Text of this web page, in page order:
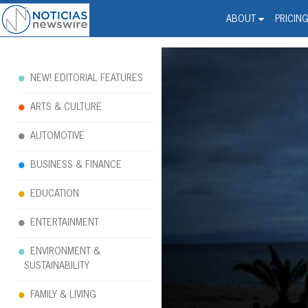
ABOUT PRICING
Noticias Newswire -
NEW! EDITORIAL FEATURES
ARTS & CULTURE
AUTOMOTIVE
BUSINESS & FINANCE
EDUCATION
ENTERTAINMENT
ENVIRONMENT &
SUSTAINABILITY
FAMILY & LIVING